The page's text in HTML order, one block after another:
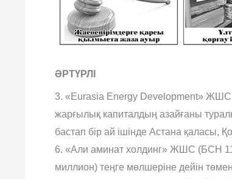
ӘРТҮРЛІ
3. «Eurasia Energy Development»
жарғылық капиталдың азайғаны
бастап бір ай ішінде Астана
6. «Али аминат холдинг» ЖШС (БСН
миллион) теңге мөлшеріне дейін